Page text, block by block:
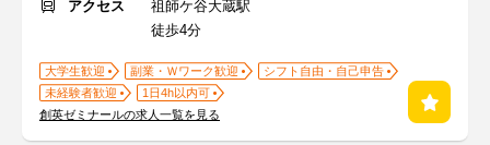
アクセス
祖師ケ谷大蔵駅
徒歩4分
大学生歓迎 副業・Ｗワーク歓迎
シフト自由・自己申告
未経験者歓迎
1日4h以内可
創英ゼミナールの求人一覧を見る